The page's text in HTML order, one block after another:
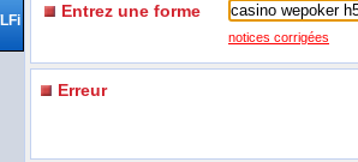
Entrez une forme
notices corrigées
Erreur